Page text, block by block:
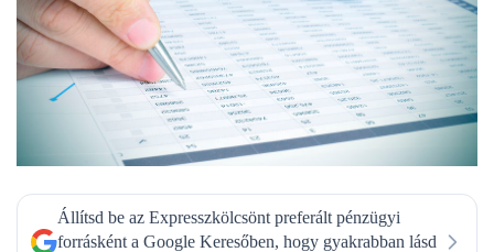
Állítsd be az Expresszkölcsönt preferált pénzügyi
forrásként a Google Keresőben, hogy gyakrabban lásd